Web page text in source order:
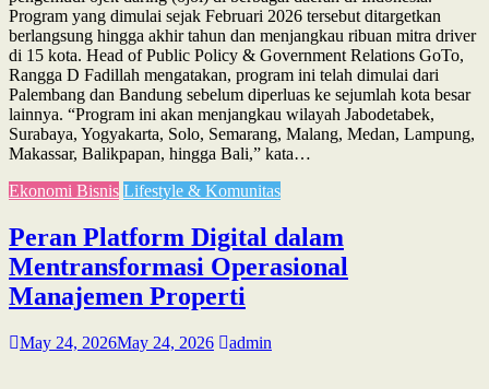
Program yang dimulai sejak Februari 2026 tersebut ditargetkan
berlangsung hingga akhir tahun dan menjangkau ribuan mitra driver
di 15 kota. Head of Public Policy & Government Relations GoTo,
Rangga D Fadillah mengatakan, program ini telah dimulai dari
Palembang dan Bandung sebelum diperluas ke sejumlah kota besar
lainnya. “Program ini akan menjangkau wilayah Jabodetabek,
Surabaya, Yogyakarta, Solo, Semarang, Malang, Medan, Lampung,
Makassar, Balikpapan, hingga Bali,” kata…
Ekonomi Bisnis Lifestyle & Komunitas
Peran Platform Digital dalam
Mentransformasi Operasional
Manajemen Properti
May 24, 2026May 24, 2026 admin